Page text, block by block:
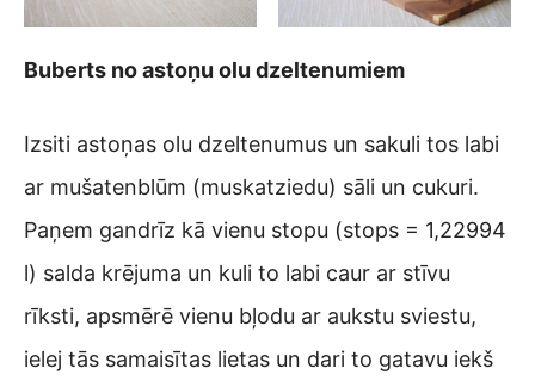
Buberts no astoņu olu dzeltenumiem
Izsiti astoņas olu dzeltenumus un sakuli tos labi
ar mušatenblūm (muskatziedu) sāli un cukuri.
Paņem gandrīz kā vienu stopu (stops = 1,22994
l) salda krējuma un kuli to labi caur ar stīvu
rīksti, apsmērē vienu bļodu ar aukstu sviestu,
ielej tās samaisītas lietas un dari to gatavu iekš